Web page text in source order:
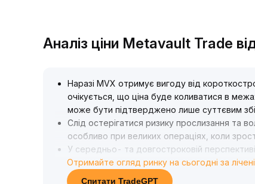
Аналіз ціни Metavault Trade
Наразі MVX отримує вигоду від
очікується, що ціна буде коливатися в
може бути підтверджено лише суттєвим
Слід остерігатися ризику прослизання та
особливо при великих операціях, коли
У середньо- та довгостроковій
макрохеджування та відповідних
розміщенні капіталу, зміцненню вартості та
Отримайте огляд ринку на сьогодні за
Спитати TradeGPT